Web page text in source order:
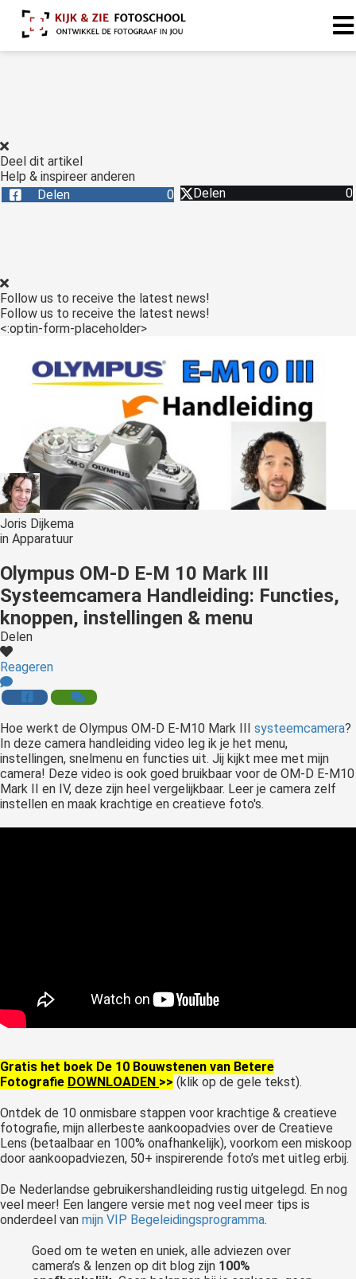
Deel dit artikel
Help & inspireer anderen
Delen
0 Delen 0
Follow us to receive the latest news!
Follow us to receive the latest news!
<:optin-form-placeholder>
Joris Dijkema
in Apparatuur
Olympus OM-D E-M 10 Mark III
Systeemcamera Handleiding: Functies,
knoppen, instellingen & menu
Delen
Reageren
Hoe werkt de Olympus OM-D E-M10 Mark III systeemcamera?
In deze camera handleiding video leg ik je het menu,
instellingen, snelmenu en functies uit. Jij kijkt mee met mijn
camera! Deze video is ook goed bruikbaar voor de OM-D E-M10
Mark II en IV, deze zijn heel vergelijkbaar. Leer je camera zelf
instellen en maak krachtige en creatieve foto's.
Gratis het boek De 10 Bouwstenen van Betere
Fotografie DOWNLOADEN >> (klik op de gele tekst).
Ontdek de 10 onmisbare stappen voor krachtige & creatieve
fotografie, mijn allerbeste aankoopadvies over de Creatieve
Lens (betaalbaar en 100% onafhankelijk), voorkom een miskoop
door aankoopadviezen, 50+ inspirerende foto’s met uitleg erbij.
De Nederlandse gebruikershandleiding rustig uitgelegd. En nog
veel meer! Een langere versie met nog veel meer tips is
onderdeel van mijn VIP Begeleidingsprogramma.
Goed om te weten en uniek, alle adviezen over
camera’s & lenzen op dit blog zijn 100%